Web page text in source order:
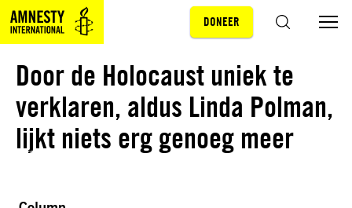
Sla navigatie over
DONEER
© Jitske Schols
Door de Holocaust uniek te
verklaren, aldus Linda Polman,
lijkt niets erg genoeg meer